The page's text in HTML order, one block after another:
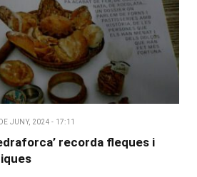
JUNY, 2024 - 17:11
recorda fleques i